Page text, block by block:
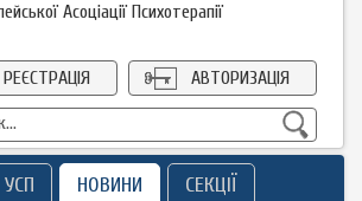
Асоціації Психотерапії
АВТОРИЗАЦІЯ
РЕЄСТРАЦІЯ
УСП НОВИНИ СЕКЦІЇ